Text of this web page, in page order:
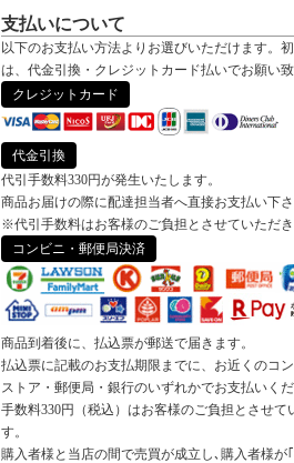
支払いについて
以下のお支払い方法よりお選びいただけます。
は、代金引換・クレジットカード払いでお願い致
クレジットカード
代金引換
代引手数料330円が発生いたします。
商品お届けの際に配達担当者へ直接お支払い下さ
※代引手数料はお客様のご負担とさせていただき
コンビニ・郵便局決済
商品到着後に、払込票が郵送で届きます。
払込票に記載のお支払期限までに、お近くのコ
ストア・郵便局・銀行のいずれかでお支払いくだ
手数料330円（税込）はお客様のご負担とさせて
す。
購入者様と当店の間で売買が成立し､購入者様が